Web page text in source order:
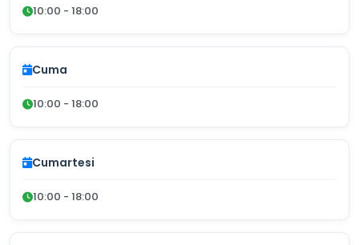
10:00 - 18:00
Cuma
10:00 - 18:00
Cumartesi
10:00 - 18:00